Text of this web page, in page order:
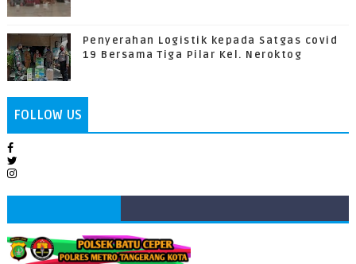
Penyerahan Logistik kepada Satgas covid
19 Bersama Tiga Pilar Kel. Neroktog
FOLLOW US